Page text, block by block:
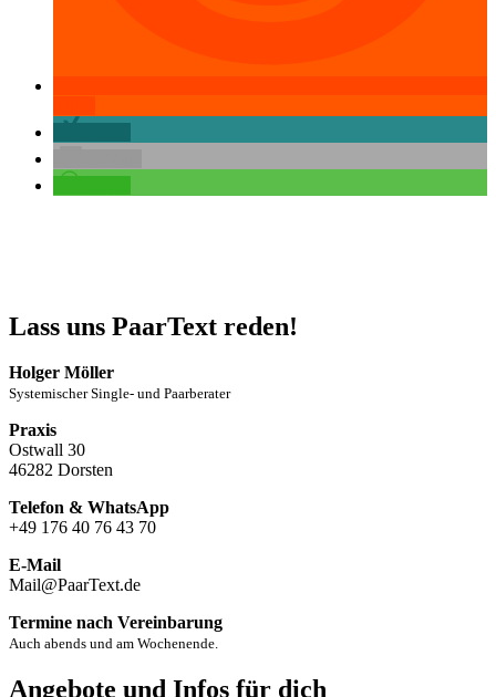
Lass uns PaarText reden!
Holger Möller
Systemischer Single- und Paarberater
Praxis
Ostwall 30
46282 Dorsten
Telefon & WhatsApp
+49 176 40 76 43 70
E-Mail
Mail@PaarText.de
Termine nach Vereinbarung
Auch abends und am Wochenende.
Angebote und Infos für dich